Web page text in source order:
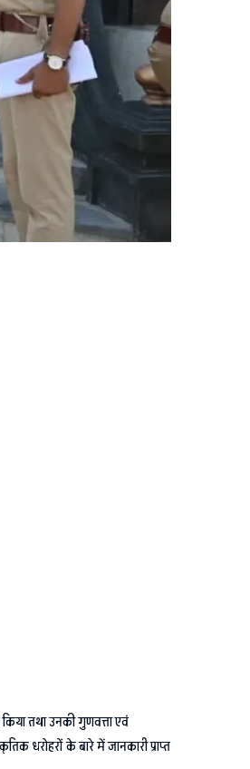
किया तथा उनकी गुणवत्ता एवं
धरोहरों के बारे में जानकारी प्राप्त